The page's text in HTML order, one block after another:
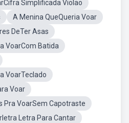
Simplificada Violao
A Menina QueQueria Voar
DeTer Asas
VoarCom Batida
VoarTeclado
Voar
Pra VoarSem Capotraste
Letra Para Cantar